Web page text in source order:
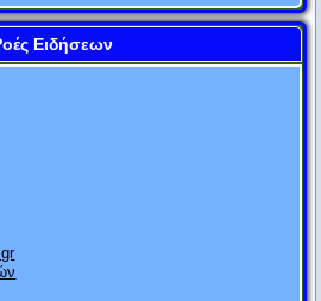
Ειδήσεων